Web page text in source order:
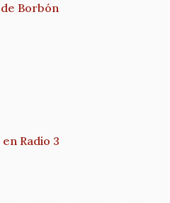
Borbón
Radio 3